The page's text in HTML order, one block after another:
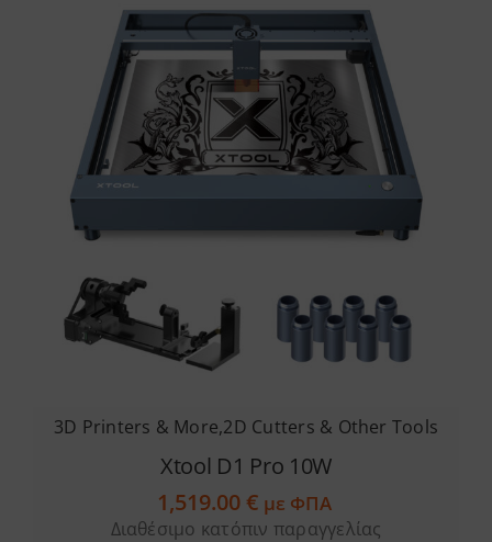
3D Printers & More,2D Cutters & Other Tools
Xtool D1 Pro 10W
1,519.00€ με ΦΠΑ
Διαθέσιμο κατόπιν παραγγελίας